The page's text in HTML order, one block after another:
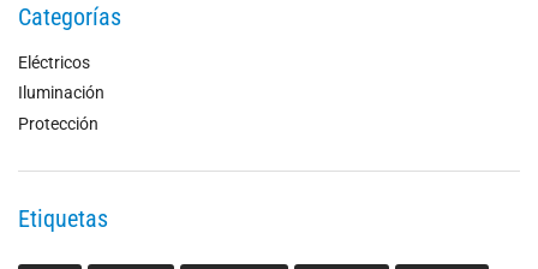
Categorías
Eléctricos
Iluminación
Protección
Etiquetas